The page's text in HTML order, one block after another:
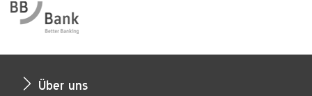
Über uns